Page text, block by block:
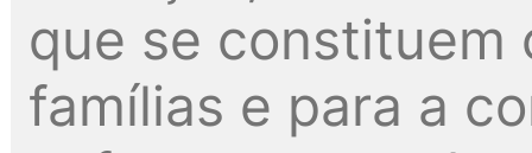
que se constituem
famílias e para a